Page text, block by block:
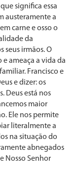
significa essa
austeramente a
carne e osso o
da
seus ir­mãos. O
amea­ça a vida da
Francisco e
e dizer: os
Deus está nos
maior
Ele nos permite
literalmente a
na situação do
abnegados
Nosso Senhor